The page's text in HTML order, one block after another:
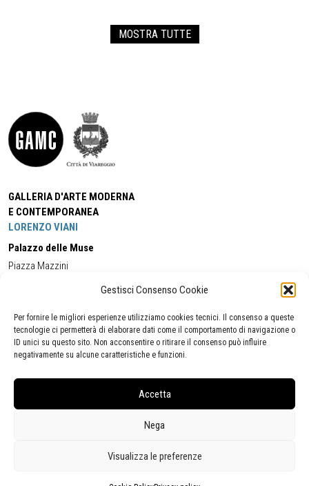
Gestisci Consenso Cookie
Per fornire le migliori esperienze utilizziamo cookies tecnici. Il consenso a queste
tecnologie ci permetterà di elaborare dati come il comportamento di navigazione o
ID unici su questo sito. Non acconsentire o ritirare il consenso può influire
negativamente su alcune caratteristiche e funzioni.
Accetta
Nega
Visualizza le preferenze
MOSTRA TUTTE
GALLERIA D'ARTE MODERNA
E CONTEMPORANEA
LORENZO VIANI
Palazzo delle Muse
Piazza Mazzini
Cell:+39 338 5714978 (orario apertura Galleria)
Tel:
+39 0584 944580
(orario 09.00/13.00)
Email:gamc@comune.viareggio.lu.it
Segnalazione di inaccessibilità